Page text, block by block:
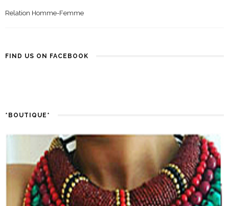
Relation Homme-Femme
FIND US ON FACEBOOK
*BOUTIQUE*